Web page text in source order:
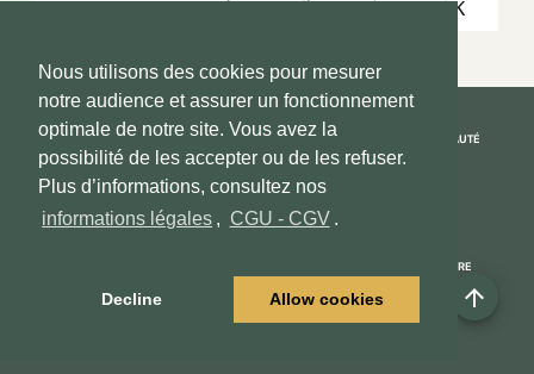
Nous utilisons des cookies pour mesurer
notre audience et assurer un fonctionnement
optimale de notre site. Vous avez la
possibilité de les accepter ou de les refuser.
Plus d’informations, consultez nos
informations légales , CGU - CGV .
Decline Allow cookies arrow_upward
OK
Based on Kate&You MarketPlace’ solution
REJOIGNEZ LA COMMUNAUTÉ
NOUS CONNAÎTRE
Informations Légales
CGU - CGV